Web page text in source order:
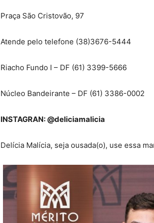
Praça São Cristovão, 97
Atende pelo telefone (38)3676-5444
Riacho Fundo I – DF (61) 3399-5666
Núcleo Bandeirante – DF (61) 3386-0002
INSTAGRAN: @deliciamalicia
Delícia Malícia, seja ousada(o), use essa